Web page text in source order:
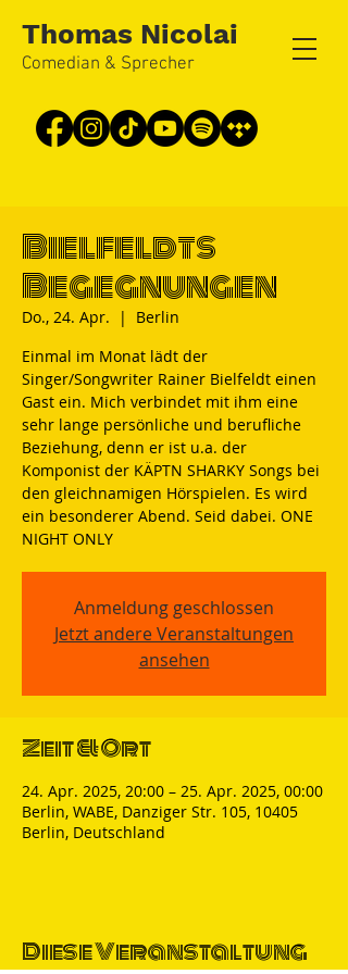
Thomas Nicolai
Comedian & Sprecher
Bielfeldts
Begegnungen
Do., 24. Apr.
  |
Berlin
Einmal im Monat lädt der
Singer/Songwriter Rainer Bielfeldt einen
Gast ein. Mich verbindet mit ihm eine
sehr lange persönliche und berufliche
Beziehung, denn er ist u.a. der
Komponist der KÄPTN SHARKY Songs bei
den gleichnamigen Hörspielen. Es wird
ein besonderer Abend. Seid dabei. ONE
NIGHT ONLY
Anmeldung geschlossen
Jetzt andere Veranstaltungen
ansehen
Zeit & Ort
24. Apr. 2025, 20:00 – 25. Apr. 2025, 00:00
Berlin, WABE, Danziger Str. 105, 10405
Berlin, Deutschland
Diese Veranstaltung